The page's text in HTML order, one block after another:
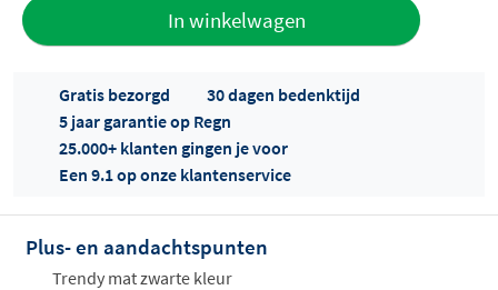
In winkelwagen
Offertes
ophalen...
Gratis bezorgd
30 dagen bedenktijd
5 jaar garantie op Regn
25.000+ klanten gingen je voor
Een 9.1 op onze klantenservice
Plus- en aandachtspunten
Trendy mat zwarte kleur